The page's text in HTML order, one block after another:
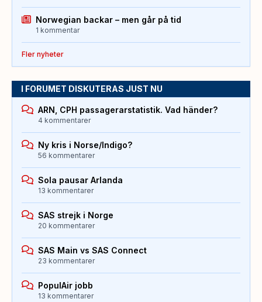
Norwegian backar – men går på tid
1 kommentar
Fler nyheter
I FORUMET DISKUTERAS JUST NU
ARN, CPH passagerarstatistik. Vad händer?
4 kommentarer
Ny kris i Norse/Indigo?
56 kommentarer
Sola pausar Arlanda
13 kommentarer
SAS strejk i Norge
20 kommentarer
SAS Main vs SAS Connect
23 kommentarer
PopulAir jobb
13 kommentarer